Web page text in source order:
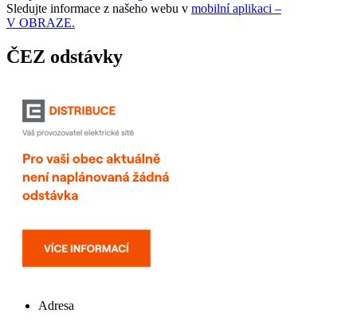
Sledujte informace z našeho webu v mobilní aplikaci –
V OBRAZE.
ČEZ odstávky
Adresa